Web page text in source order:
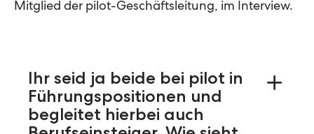
Mitglied der pilot-Geschäftsleitung, im Interview.
Ihr seid ja beide bei pilot in
Führungspositionen und
begleitet hierbei auch